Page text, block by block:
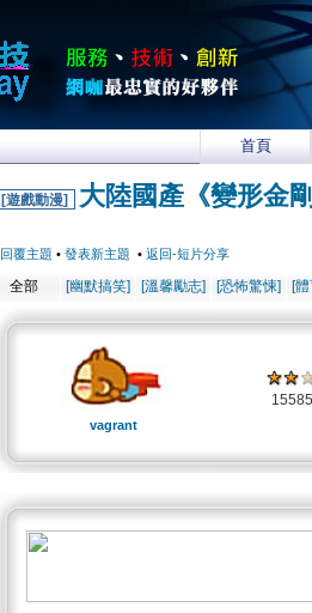
首頁
[遊戲動漫] 大陸國產《變形金
回覆主題 • 發表新主題 • 返回-短片分享
全部 [幽默搞笑] [溫馨勵志] [恐怖驚悚] [
vagrant